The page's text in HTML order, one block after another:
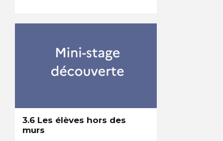
3.6 Les élèves hors des
murs